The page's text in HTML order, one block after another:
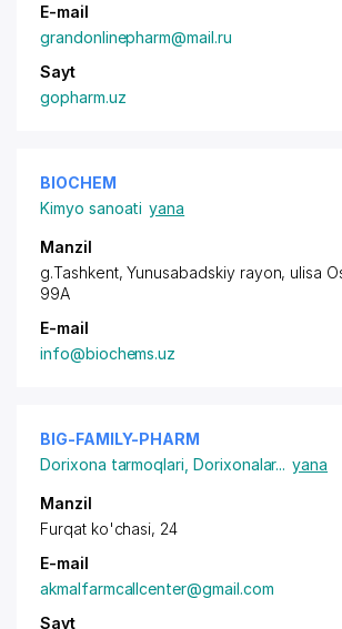
E-mail
grandonlinepharm@mail.ru
Sayt
gopharm.uz
BIOCHEM
Kimyo sanoati yana
Manzil
g.Tashkent,Yunusabadskiy rayon, ulisa
99A
E-mail
info@biochems.uz
BIG-FAMILY-PHARM
Dorixona tarmoqlari Dorixonalar... yana
Manzil
Furqat ko'chasi, 24
E-mail
akmalfarmcallcenter@gmail.com
Sayt